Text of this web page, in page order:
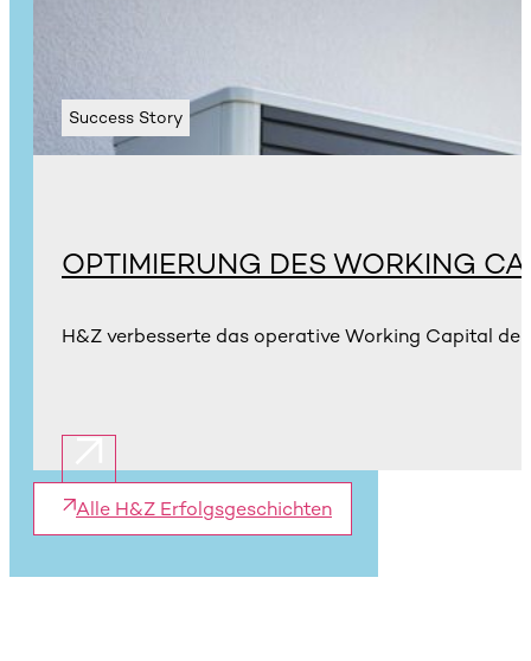
Success Story
OPTIMIERUNG DES WORKING
H&Z verbesserte das operative Working Capital
Alle H&Z Erfolgsgeschichten